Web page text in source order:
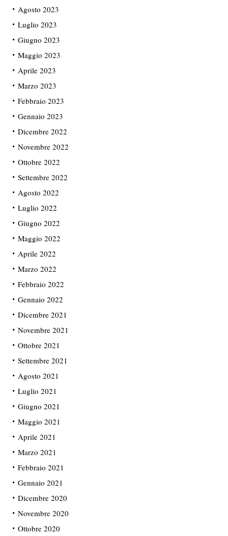
Agosto 2023
Luglio 2023
Giugno 2023
Maggio 2023
Aprile 2023
Marzo 2023
Febbraio 2023
Gennaio 2023
Dicembre 2022
Novembre 2022
Ottobre 2022
Settembre 2022
Agosto 2022
Luglio 2022
Giugno 2022
Maggio 2022
Aprile 2022
Marzo 2022
Febbraio 2022
Gennaio 2022
Dicembre 2021
Novembre 2021
Ottobre 2021
Settembre 2021
Agosto 2021
Luglio 2021
Giugno 2021
Maggio 2021
Aprile 2021
Marzo 2021
Febbraio 2021
Gennaio 2021
Dicembre 2020
Novembre 2020
Ottobre 2020